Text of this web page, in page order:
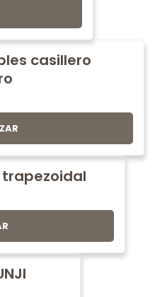
casillero
trapezoidal